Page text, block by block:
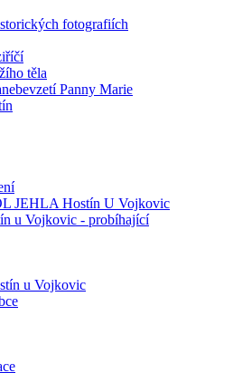
fotografiích
těla
Panny Marie
JEHLA Hostín U Vojkovic
u Vojkovic - probíhající
u Vojkovic